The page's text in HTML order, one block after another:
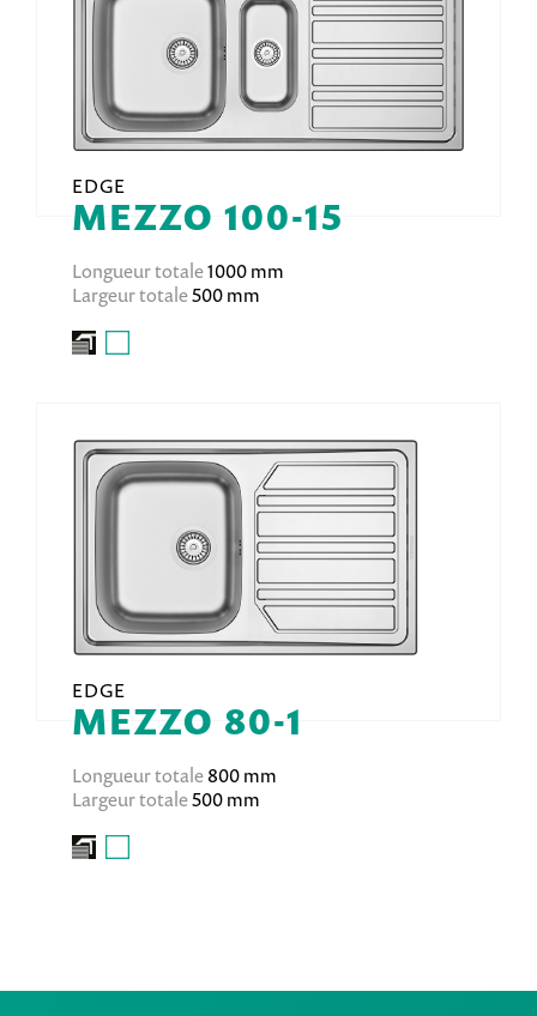
EDGE
MEZZO 100-15
Longueur totale1000 mm
Largeur totale500 mm
EDGE
MEZZO 80-1
Longueur totale800 mm
Largeur totale500 mm